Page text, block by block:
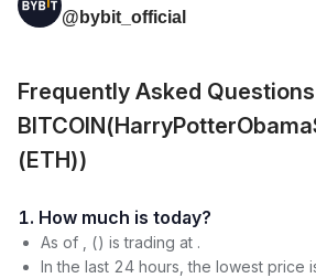
@bybit_official
Frequently Asked
(ETH))
1. How much is today?
As of , () is trading at .
In the last 24 hours, the lowest price